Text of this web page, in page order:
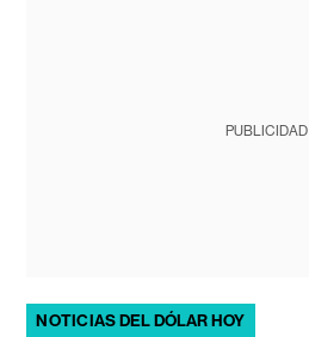
PUBLICIDAD
NOTICIAS DEL DÓLAR HOY